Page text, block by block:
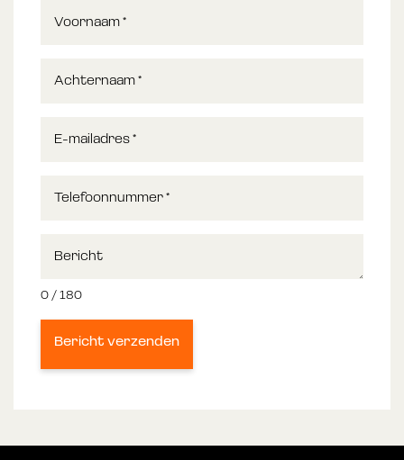
Voornaam *
Achternaam *
E-mailadres *
Telefoonnummer *
Bericht
0 / 180
Bericht verzenden